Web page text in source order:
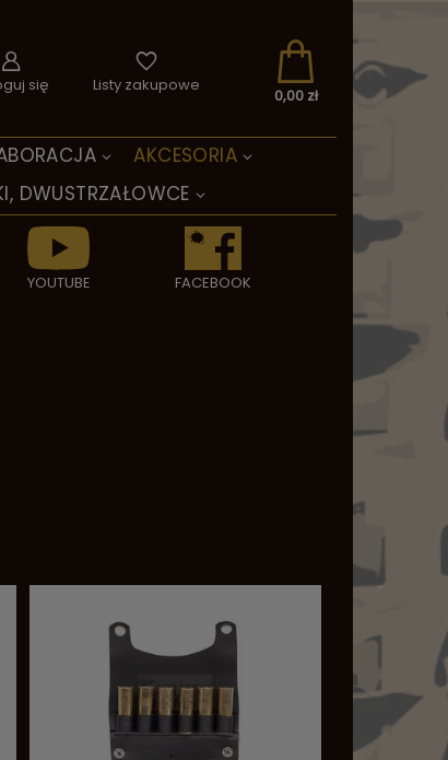
AKCESORIA
DWUSTRZAŁOWCE
YOUTUBE FACEBOOK
się Listy zakupowe
0,00 zł